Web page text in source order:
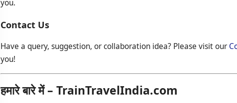
you.
Contact Us
Have a query, suggestion, or collaboration idea? Please visit our
you!
हमारे बारे में – TrainTravelIndia.com